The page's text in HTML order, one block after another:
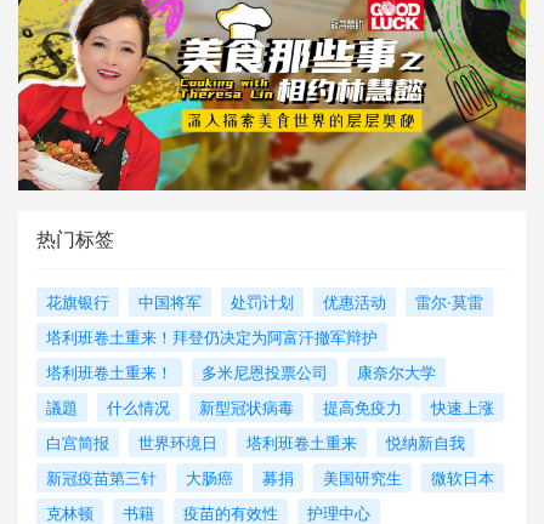
热门标签
花旗银行 中国将军 处罚计划 优惠活动
雷尔·莫雷
塔利班卷土重来！拜登仍决定为阿富汗撤军辩护
塔利班卷土重来！
多米尼恩投票公司
康奈尔大学
議題
什么情况 新型冠状病毒 提高免疫力
快速上涨
白宫简报
世界环境日 塔利班卷土重来
悦纳新自我
新冠疫苗第三针
大肠癌 募捐 美国研究生
微软日本
克林顿
书籍 疫苗的有效性
护理中心